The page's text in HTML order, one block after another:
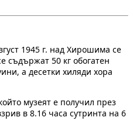
1945 г. над Хирошима се
съдържат 50 кг обогатен
а десетки хиляди хора
музеят е получил през
в 8.16 часа сутринта на 6